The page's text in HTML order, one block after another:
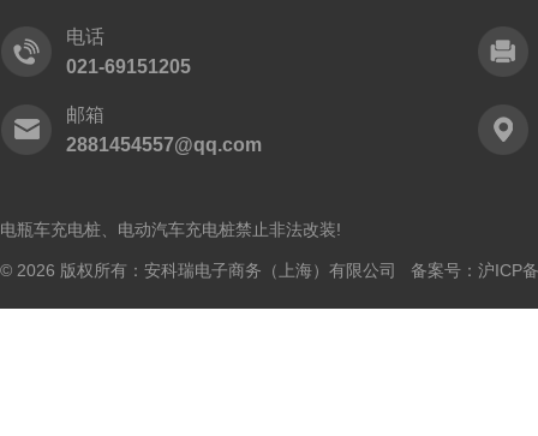
电话
021-69151205
邮箱
2881454557@qq.com
电瓶车充电桩、电动汽车充电桩禁止非法改装!
© 2026 版权所有：安科瑞电子商务（上海）有限公司 备案号： 沪ICP